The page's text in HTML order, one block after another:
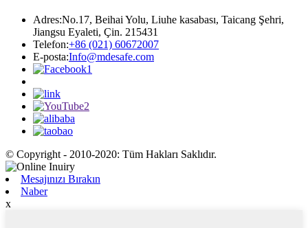
Adres:No.17, Beihai Yolu, Liuhe kasabası, Taicang Şehri,
Jiangsu Eyaleti, Çin. 215431
Telefon:+86 (021) 60672007
E-posta:Info@mdesafe.com
© Copyright - 2010-2020: Tüm Hakları Saklıdır.
Mesajınızı Bırakın
Naber
x